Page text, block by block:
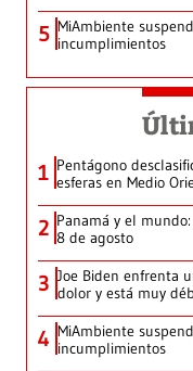
5 MiAmbiente
incumplimientos
1 Pentágono
esferas en Medio
2 Panamá y el
8 de agosto
3 Joe Biden enfrenta
dolor y está muy
4 MiAmbiente
incumplimientos